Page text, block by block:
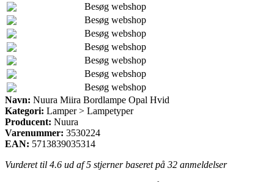
Besøg webshop
Besøg webshop
Besøg webshop
Besøg webshop
Besøg webshop
Besøg webshop
Besøg webshop
Navn: Nuura Miira Bordlampe Opal Hvid
Kategori: Lamper > Lampetyper
Producent: Nuura
Varenummer: 3530224
EAN: 5713839035314
Vurderet til 4.6 ud af 5 stjerner baseret på 32 anmeldelser